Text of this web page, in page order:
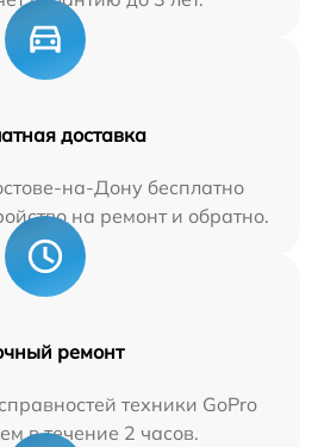
доставка
на-Дону бесплатно
на ремонт и обратно.
ремонт
техники GoPro
в течение 2 часов.